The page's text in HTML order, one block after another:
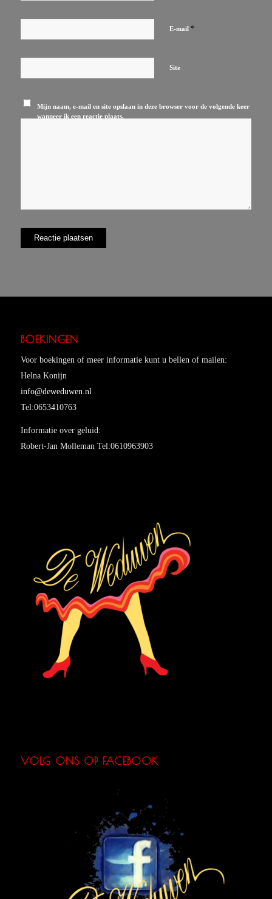
E-mail *
Site
Mijn naam, e-mail en site opslaan in deze browser voor de volgende keer
wanneer ik een reactie plaats.
BOEKINGEN
Voor boekingen of meer informatie kunt u bellen of mailen:
Helna Konijn
info@deweduwen.nl
Tel:0653410763
Informatie over geluid:
Robert-Jan Molleman Tel:0610963903
VOLG ONS OP FACEBOOK